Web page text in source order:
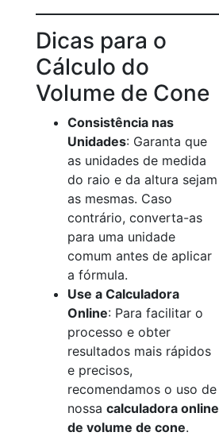
Dicas para o
Cálculo do
Volume de Cone
Consistência nas
Unidades: Garanta que
as unidades de medida
do raio e da altura sejam
as mesmas. Caso
contrário, converta-as
para uma unidade
comum antes de aplicar
a fórmula.
Use a Calculadora
Online: Para facilitar o
processo e obter
resultados mais rápidos
e precisos,
recomendamos o uso de
nossa calculadora online
de volume de cone.